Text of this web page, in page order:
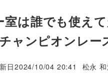
室は誰でも使え
ャンピオンレー
日2024/10/04 20:41
著
松永